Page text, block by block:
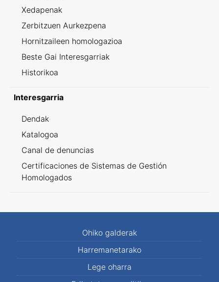
Xedapenak
Zerbitzuen Aurkezpena
Hornitzaileen homologazioa
Beste Gai Interesgarriak
Historikoa
Interesgarria
Dendak
Katalogoa
Canal de denuncias
Certificaciones de Sistemas de Gestión
Homologados
Ohiko galderak
Harremanetarako
Lege oharra